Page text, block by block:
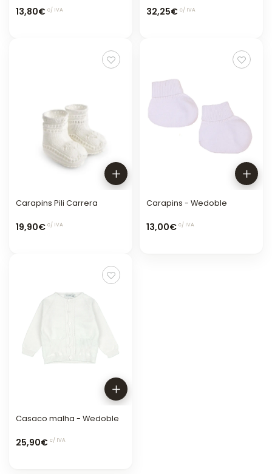
13,80€ c/ IVA 32,25€ c/ IVA
Carapins Pili Carrera
19,90€ c/ IVA
Carapins - Wedoble
13,00€ c/ IVA
Casaco malha - Wedoble
25,90€ c/ IVA